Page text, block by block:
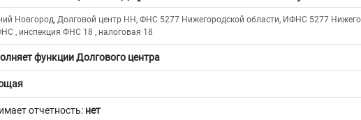
Новгород, Долговой центр НН, ФНС 5277 Нижегородской области, ИФНС 5277
, инспекция ФНС 18 , налоговая 18
функции Долгового центра
отчетность: нет